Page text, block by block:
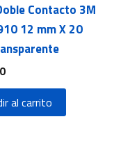
Contacto 3M
12 mm X 20
al carrito